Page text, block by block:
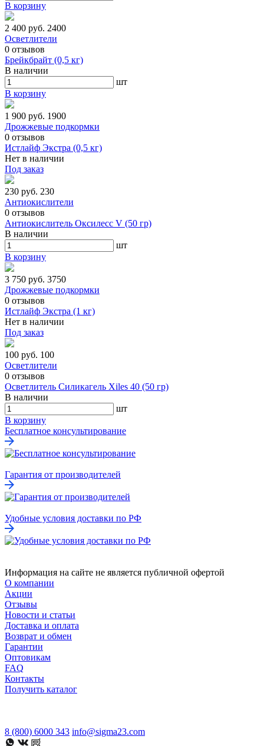
В корзину
2 400 руб. 2400
Осветлители
0 отзывов
Брейкбрайт (0,5 кг)
В наличии
шт
В корзину
1 900 руб. 1900
Дрожжевые подкормки
0 отзывов
Истлайф Экстра (0,5 кг)
Нет в наличии
Под заказ
230 руб. 230
Антиокислители
0 отзывов
Антиокислитель Оксилесс V (50 гр)
В наличии
шт
В корзину
3 750 руб. 3750
Дрожжевые подкормки
0 отзывов
Истлайф Экстра (1 кг)
Нет в наличии
Под заказ
100 руб. 100
Осветлители
0 отзывов
Осветлитель Силикагель Xiles 40 (50 гр)
В наличии
шт
В корзину
Бесплатное консультирование
Гарантия от производителей
Удобные условия доставки по РФ
Информация на сайте не является публичной офертой
О компании
Акции
Отзывы
Новости и статьи
Доставка и оплата
Возврат и обмен
Гарантии
Оптовикам
FAQ
Контакты
Получить каталог
8 (800) 6000 343 info@sigma23.com